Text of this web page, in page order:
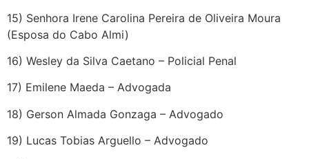
15) Senhora Irene Carolina Pereira de Oliveira Moura
(Esposa do Cabo Almi)
16) Wesley da Silva Caetano – Policial Penal
17) Emilene Maeda – Advogada
18) Gerson Almada Gonzaga – Advogado
19) Lucas Tobias Arguello – Advogado